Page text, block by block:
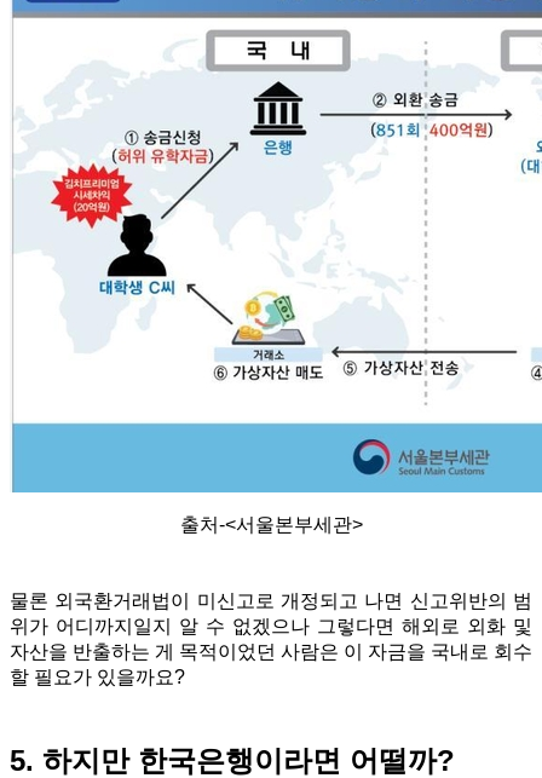
출처-<서울본부세관>
물론 외국환거래법이 미신고로 개정되고 나면 신고위반의 범
위가 어디까지일지 알 수 없겠으나 그렇다면 해외로 외화 및
자산을 반출하는 게 목적이었던 사람은 이 자금을 국내로 회수
할 필요가 있을까요?
5. 하지만 한국은행이라면 어떨까?